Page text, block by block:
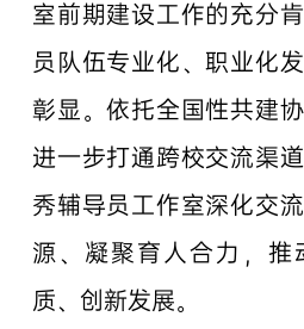
室前期建设工作的充分
员队伍专业化、职业化
彰显。依托全国性共建
进一步打通跨校交流渠
秀辅导员工作室深化交
源、凝聚育人合力，推
质、创新发展。